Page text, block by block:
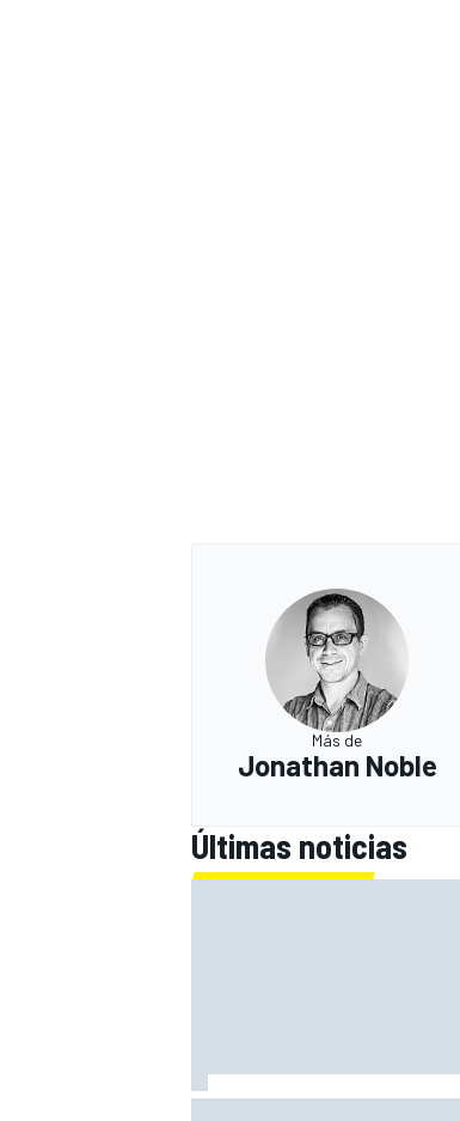
Más de
Jonathan Noble
Últimas noticias